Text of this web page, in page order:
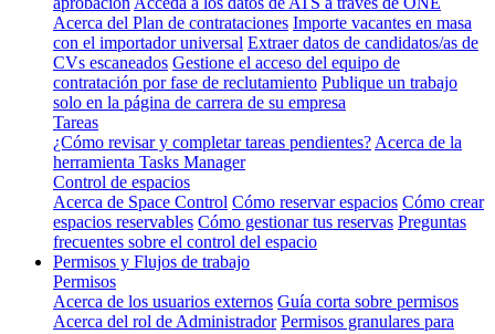
Acerca del Plan de contrataciones Importe vacantes en masa
con el importador universal Extraer datos de candidatos/as de
CVs escaneados Gestione el acceso del equipo de
contratación por fase de reclutamiento Publique un trabajo
solo en la página de carrera de su empresa
Tareas
¿Cómo revisar y completar tareas pendientes? Acerca de la
herramienta Tasks Manager
Control de espacios
Acerca de Space Control Cómo reservar espacios Cómo crear
espacios reservables Cómo gestionar tus reservas Preguntas
frecuentes sobre el control del espacio
Permisos y Flujos de trabajo
Permisos
Acerca de los usuarios externos Guía corta sobre permisos
Acerca del rol de Administrador Permisos granulares para